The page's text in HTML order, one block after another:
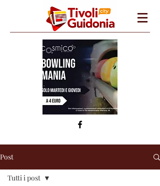
Post
Tutti i post